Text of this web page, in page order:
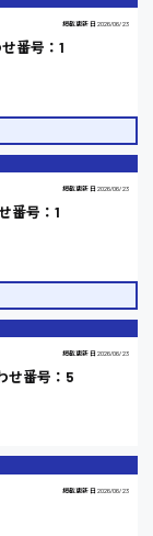
掲載更新日 2026/06/23
番号：1
掲載更新日 2026/06/23
番号：1
掲載更新日 2026/06/23
せ番号：5
掲載更新日 2026/06/23